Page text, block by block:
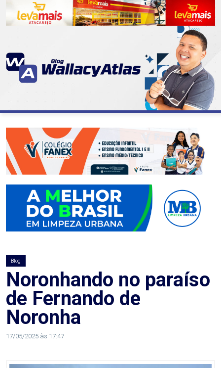
07
DE
ABASTECIMENTO
AÇÃO
SOCIAL
ADMINISTRAÇÃO
AGOSTO
ALEGRIA
ALRN
ANIVERSARIANTE
Blog
Noronhando no paraíso
de Fernando de
Noronha
17/05/2025 às 17:47